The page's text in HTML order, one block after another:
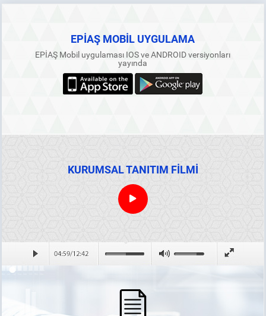
EPİAŞ MOBİL UYGULAMA
EPİAŞ Mobil uygulaması IOS ve ANDROID versiyonları
yayında
KURUMSAL TANITIM FİLMİ